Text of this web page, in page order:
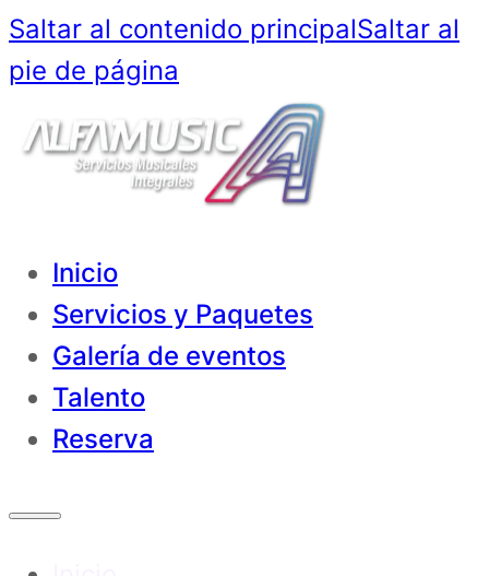
Saltar al contenido principalSaltar al
pie de página
Inicio
Servicios y Paquetes
Galería de eventos
Talento
Reserva